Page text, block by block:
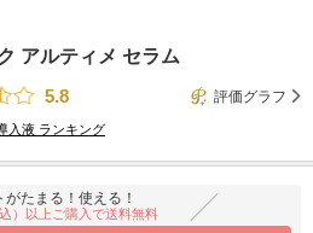
アルティメ セラム
5.8
評価グラフ
入液 ランキング
がたまる！使える！
）以上ご購入で送料無料